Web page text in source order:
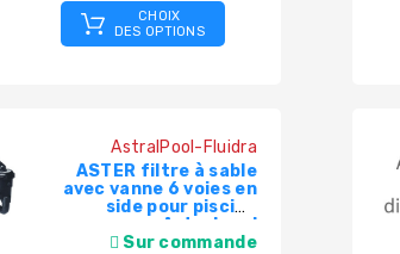
CHOIX
DES OPTIONS
AstralPool-Fluidra
ASTER filtre à sable
avec vanne 6 voies en
side pour piscine
Astralpool
Sur commande